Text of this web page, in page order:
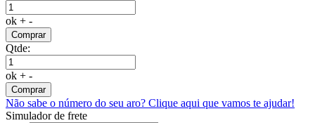
ok + -
Comprar
Qtde:
ok + -
Comprar
Não sabe o número do seu aro? Clique aqui que vamos te ajudar!
Simulador de frete